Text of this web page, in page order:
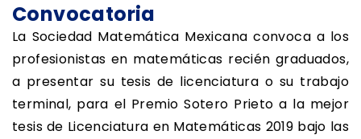
Convocatoria
La Sociedad Matemática Mexicana convoca a los
profesionistas en matemáticas recién graduados,
a presentar su tesis de licenciatura o su trabajo
terminal, para el Premio Sotero Prieto a la mejor
tesis de Licenciatura en Matemáticas 2019 bajo las